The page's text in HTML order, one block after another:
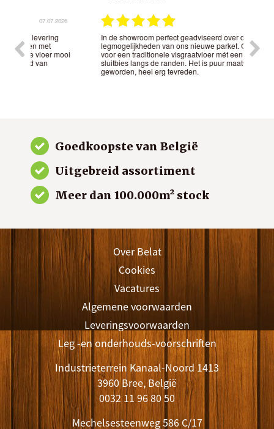
In de showroom perfect geadviseerd over de
legmogelijkheden van ons nieuwe parket. Gekozen
voor een traditionele visgraatvloer mét een mooie
sluitbies langs de randen. Het is puur maatwerk
geworden, heel erg tevreden.
Goedkoopste van België
Uitgebreid assortiment
Meer dan 100.000m² stock
Over Belat
Cookies
Vacatures
Algemene voorwaarden
Leveringsvoorwaarden
Leg -en onderhouds-voorschriften
Industrieterrein Kanaal-Noord 1413
3960 Bree, België
0032 11 96 80 50
Mechelsesteenweg 586 C/17